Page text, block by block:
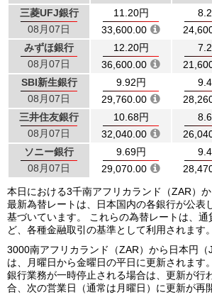
三菱UFJ銀行
08月07日
11.20円
33,600.00
みずほ銀行
08月07日
12.20円
36,600.00
SBI新生銀行
08月07日
9.92円
29,760.00
三井住友銀行
08月07日
10.68円
32,040.00
ソニー銀行
08月07日
9.69円
29,070.00
本日における3千南アフリカランド（ZAR）
最新為替レートは、日本国内の各銀行が公表
基づいています。 これらの為替レートは、通
ど、各種金融取引の基準として利用されます。
3000南アフリカランド（ZAR）から日本円（
は、月曜日から金曜日の平日に更新されます
銀行業務が一時停止される場合は、更新が行
合、次の営業日（通常は月曜日）に更新が再